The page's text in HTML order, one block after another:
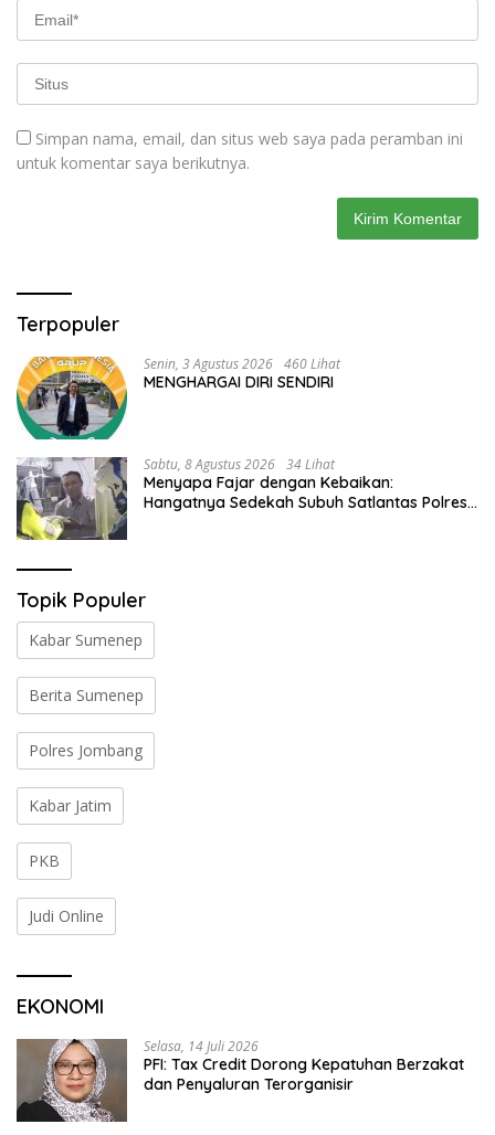
Simpan nama, email, dan situs web saya pada peramban ini
untuk komentar saya berikutnya.
Terpopuler
Senin, 3 Agustus 2026 460 Lihat
MENGHARGAI DIRI SENDIRI
Sabtu, 8 Agustus 2026 34 Lihat
Menyapa Fajar dengan Kebaikan:
Hangatnya Sedekah Subuh Satlantas Polres
Topik Populer
Kabar Sumenep
Berita Sumenep
Polres Jombang
Kabar Jatim
PKB
Judi Online
EKONOMI
Selasa, 14 Juli 2026
PFI: Tax Credit Dorong Kepatuhan Berzakat
dan Penyaluran Terorganisir